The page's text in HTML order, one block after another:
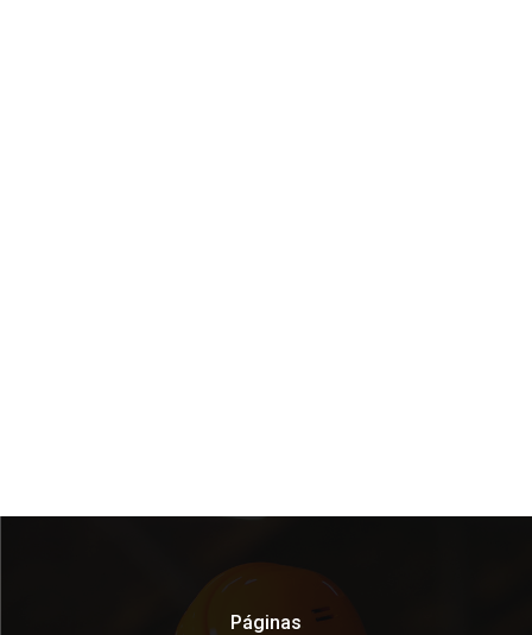
Páginas